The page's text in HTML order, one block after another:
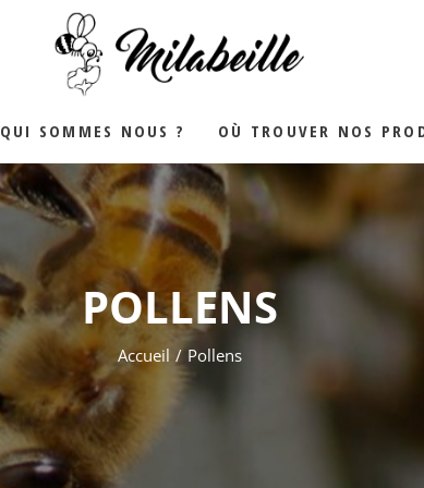
QUI SOMMES NOUS ? OÙ TROUVER NOS
POLLENS
Accueil Pollens